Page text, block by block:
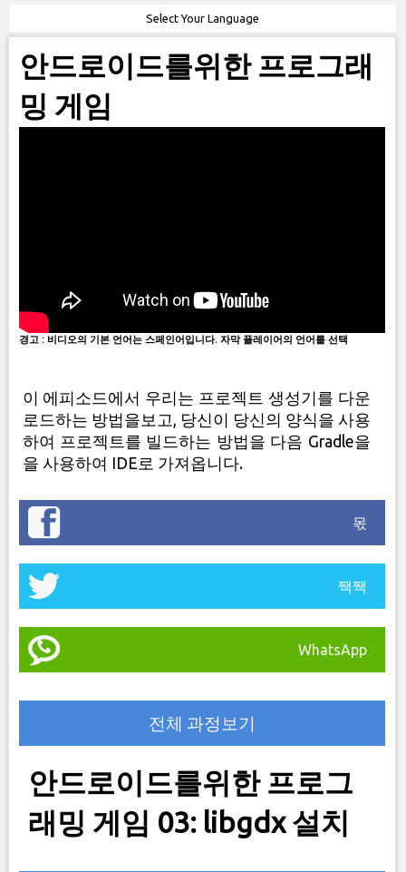
안드로이드를위한 프로그래
밍 게임
경고 : 비디오의 기본 언어는 스페인어입니다. 자막 플레이어의 언어를 선택
이 에피소드에서 우리는 프로젝트 생성기를 다운
로드하는 방법을보고, 당신이 당신의 양식을 사용
하여 프로젝트를 빌드하는 방법을 다음 Gradle을
을 사용하여 IDE로 가져옵니다.
몫
짹짹
WhatsApp
전체 과정보기
안드로이드를위한 프로그
래밍 게임 03: libgdx 설치
Select Your Language